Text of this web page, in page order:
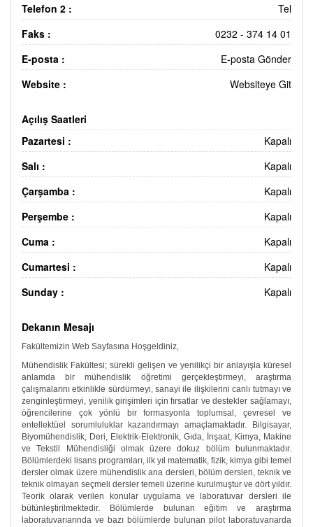
Telefon 2 :
Tel
Faks :
0232 - 374 14 01
E-posta :
E-posta Gönder
Website :
Websiteye Git
Açılış Saatleri
Pazartesi :
Kapalı
Salı :
Kapalı
Çarşamba :
Kapalı
Perşembe :
Kapalı
Cuma :
Kapalı
Cumartesi :
Kapalı
Sunday :
Kapalı
Dekanın Mesajı
Fakültemizin Web Sayfasına Hoşgeldiniz,
Mühendislik Fakültesi; sürekli gelişen ve yenilikçi bir anlayışla küresel
anlamda bir mühendislik öğretimi gerçekleştirmeyi, araştırma
çalışmalarını etkinlikle sürdürmeyi, sanayi ile ilişkilerini canlı tutmayı ve
zenginleştirmeyi, yenilik girişimleri için fırsatlar ve destekler sağlamayı,
öğrencilerine çok yönlü bir formasyonla toplumsal, çevresel ve
entellektüel sorumluluklar kazandırmayı amaçlamaktadır. Bilgisayar,
Biyomühendislik, Deri, Elektrik-Elektronik, Gıda, İnşaat, Kimya, Makine
ve Tekstil Mühendisliği olmak üzere dokuz bölüm bulunmaktadır.
Bölümlerdeki lisans programları, ilk yıl matematik, fizik, kimya gibi temel
dersler olmak üzere mühendislik ana dersleri, bölüm dersleri, teknik ve
teknik olmayan seçmeli dersler temeli üzerine kurulmuştur ve dört yıldır.
Teorik olarak verilen konular uygulama ve laboratuvar dersleri ile
bütünleştirilmektedir. Bölümlerde bulunan eğitim ve araştırma
laboratuvarıarında ve bazı bölümlerde bulunan pilot laboratuvarıarda